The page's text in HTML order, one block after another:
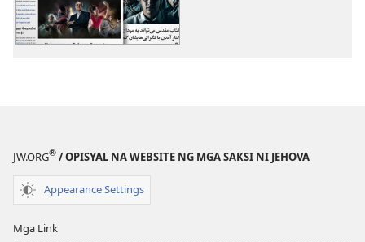
JW.ORG® / OPISYAL NA WEBSITE NG MGA SAKSI NI JEHOVA
Appearance Settings
Mga Link